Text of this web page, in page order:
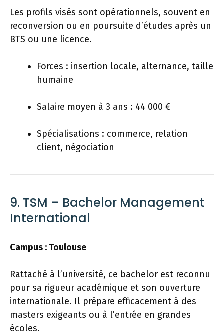
Les profils visés sont opérationnels, souvent en
reconversion ou en poursuite d’études après un
BTS ou une licence.
Forces : insertion locale, alternance, taille
humaine
Salaire moyen à 3 ans : 44 000 €
Spécialisations : commerce, relation
client, négociation
9. TSM – Bachelor Management
International
Campus : Toulouse
Rattaché à l’université, ce bachelor est reconnu
pour sa rigueur académique et son ouverture
internationale. Il prépare efficacement à des
masters exigeants ou à l’entrée en grandes
écoles.